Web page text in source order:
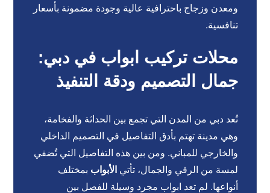
ومعدن وزجاج باحترافية عالية وجودة مضمونة بأسعار
تنافسية.
محلات تركيب ابواب في دبي:
جمال التصميم ودقة التنفيذ
تُعد دبي من المدن التي تجمع بين الحداثة والفخامة،
وهي مدينة تهتم بأدق التفاصيل في التصميم الداخلي
والخارجي للمباني. ومن بين هذه التفاصيل التي تُضفي
لمسة من الرقي والجمال، تأتي الأبواب بمختلف
أنواعها. لم تعد ابواب مجرد وسيلة للفصل بين